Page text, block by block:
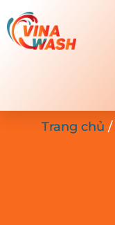
Trang chủ /